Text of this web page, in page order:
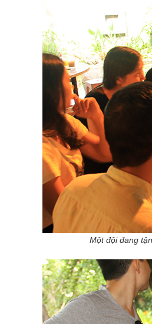
Một đội đang tận hưởng